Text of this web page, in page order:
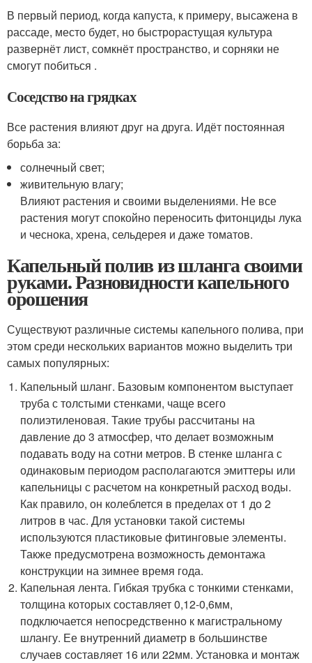
В первый период, когда капуста, к примеру, высажена в
рассаде, место будет, но быстрорастущая культура
развернёт лист, сомкнёт пространство, и сорняки не
смогут побиться .
Соседство на грядках
Все растения влияют друг на друга. Идёт постоянная
борьба за:
солнечный свет;
живительную влагу;
Влияют растения и своими выделениями. Не все
растения могут спокойно переносить фитонциды лука
и чеснока, хрена, сельдерея и даже томатов.
Капельный полив из шланга своими
руками. Разновидности капельного
орошения
Существуют различные системы капельного полива, при
этом среди нескольких вариантов можно выделить три
самых популярных:
Капельный шланг. Базовым компонентом выступает
труба с толстыми стенками, чаще всего
полиэтиленовая. Такие трубы рассчитаны на
давление до 3 атмосфер, что делает возможным
подавать воду на сотни метров. В стенке шланга с
одинаковым периодом располагаются эмиттеры или
капельницы с расчетом на конкретный расход воды.
Как правило, он колеблется в пределах от 1 до 2
литров в час. Для установки такой системы
используются пластиковые фитинговые элементы.
Также предусмотрена возможность демонтажа
конструкции на зимнее время года.
Капельная лента. Гибкая трубка с тонкими стенками,
толщина которых составляет 0,12-0,6мм,
подключается непосредственно к магистральному
шлангу. Ее внутренний диаметр в большинстве
случаев составляет 16 или 22мм. Установка и монтаж